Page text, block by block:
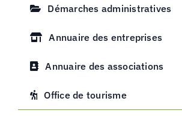
Démarches administratives
Annuaire des entreprises
Annuaire des associations
Office de tourisme